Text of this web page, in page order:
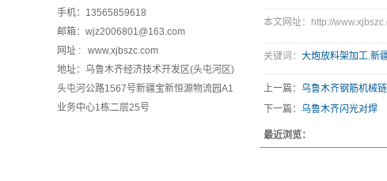
手机：13565859618
邮箱：wjz2006801@163.com
网址 : www.xjbszc.com
地址：乌鲁木齐经济技术开发区(头屯河区)
头屯河公路1567号新疆宝新恒源物流园A1
业务中心1栋二层25号
本文网址：http://
关键词： 大炮放料架加工,新
上一篇： 乌鲁木齐钢筋机械
下一篇： 乌鲁木齐闪光对焊
最近浏览：